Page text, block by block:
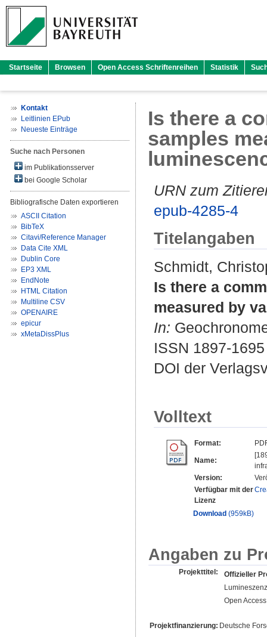
Startseite Browsen Open Access Schriftenreihen Statistik
Kontakt
Leitlinien EPub
Neueste Einträge
Suche nach Personen
im Publikationsserver
bei Google Scholar
Bibliografische Daten exportieren
ASCII Citation
BibTeX
Citavi/Reference Manager
Data Cite XML
Dublin Core
EP3 XML
EndNote
HTML Citation
Multiline CSV
OPENAIRE
epicur
xMetaDissPlus
Is there a
samples
URN zum
epub-4285-4
Titelangaben
Schmidt,
Is there a
measured by
In:
ISSN 1897-1695
DOI der
Volltext
Format:
Name:
Version:
Verfügbar mit der
Lizenz
Download (959kB)
Angaben zu
Projekttitel:
Offizieller
Open
Projektfinanzierung: Deutsche